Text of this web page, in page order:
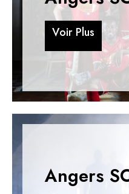
Voir Plus
Voir Plus
Angers